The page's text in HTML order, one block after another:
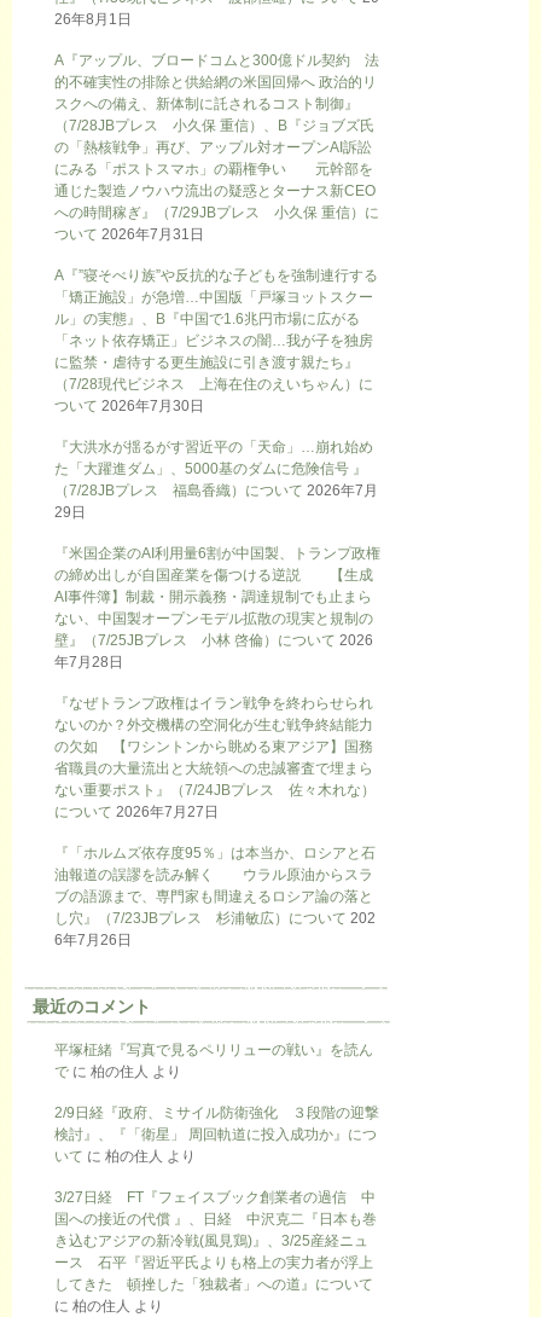
26年8月1日
A『アップル、ブロードコムと300億ドル契約 法
的不確実性の排除と供給網の米国回帰へ 政治的リ
スクへの備え、新体制に託されるコスト制御』
（7/28JBプレス 小久保 重信）、B『ジョブズ氏
の「熱核戦争」再び、アップル対オープンAI訴訟
にみる「ポストスマホ」の覇権争い 元幹部を
通じた製造ノウハウ流出の疑惑とターナス新CEO
への時間稼ぎ』（7/29JBプレス 小久保 重信）に
ついて 2026年7月31日
A『”寝そべり族”や反抗的な子どもを強制連行する
「矯正施設」が急増…中国版「戸塚ヨットスクー
ル」の実態』、B『中国で1.6兆円市場に広がる
「ネット依存矯正」ビジネスの闇…我が子を独房
に監禁・虐待する更生施設に引き渡す親たち』
（7/28現代ビジネス 上海在住のえいちゃん）に
ついて 2026年7月30日
『大洪水が揺るがす習近平の「天命」…崩れ始め
た「大躍進ダム」、5000基のダムに危険信号 』
（7/28JBプレス 福島香織）について 2026年7月
29日
『米国企業のAI利用量6割が中国製、トランプ政権
の締め出しが自国産業を傷つける逆説 【生成
AI事件簿】制裁・開示義務・調達規制でも止まら
ない、中国製オープンモデル拡散の現実と規制の
壁』（7/25JBプレス 小林 啓倫）について 2026
年7月28日
『なぜトランプ政権はイラン戦争を終わらせられ
ないのか？外交機構の空洞化が生む戦争終結能力
の欠如 【ワシントンから眺める東アジア】国務
省職員の大量流出と大統領への忠誠審査で埋まら
ない重要ポスト』（7/24JBプレス 佐々木れな）
について 2026年7月27日
『「ホルムズ依存度95％」は本当か、ロシアと石
油報道の誤謬を読み解く ウラル原油からスラ
ブの語源まで、専門家も間違えるロシア論の落と
し穴』（7/23JBプレス 杉浦敏広）について 202
6年7月26日
最近のコメント
平塚柾緒『写真で見るペリリューの戦い』を読ん
で に 柏の住人 より
2/9日経『政府、ミサイル防衛強化 ３段階の迎撃
検討』、『「衛星」 周回軌道に投入成功か』につ
いて に 柏の住人 より
3/27日経 FT『フェイスブック創業者の過信 中
国への接近の代償 』、日経 中沢克二『日本も巻
き込むアジアの新冷戦(風見鶏)』、3/25産経ニュ
ース 石平『習近平氏よりも格上の実力者が浮上
してきた 頓挫した「独裁者」への道』について
に 柏の住人 より